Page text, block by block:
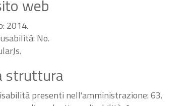
web
2014.
No.
struttura
presenti nell'amministrazione: 63.